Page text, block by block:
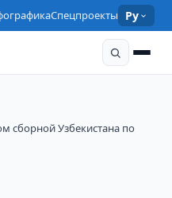
Спецпроекты Ру
сборной Узбекистана по